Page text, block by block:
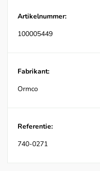
Artikelnummer:
100005449
Fabrikant:
Ormco
Referentie:
740-0271